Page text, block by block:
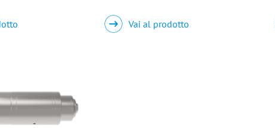
Vai al prodotto